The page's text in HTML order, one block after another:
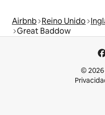
Airbnb Reino Unido
Great Baddow
© 2026